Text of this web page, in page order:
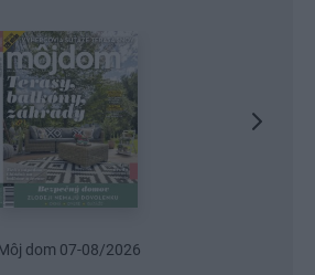
Urob si sám 6/2026